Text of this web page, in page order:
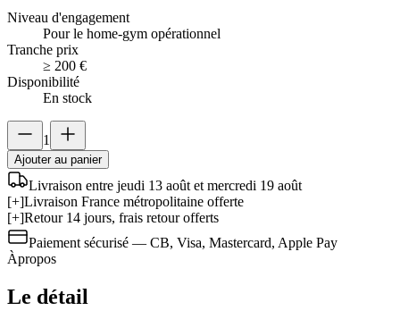
Niveau d'engagement
Pour le home-gym opérationnel
Tranche prix
≥ 200 €
Disponibilité
En stock
1
Ajouter au panier
Livraison entre jeudi 13 août et mercredi 19 août
[+]Livraison France métropolitaine offerte
[+]Retour 14 jours, frais retour offerts
Paiement sécurisé — CB, Visa, Mastercard, Apple Pay
Àpropos
Le détail